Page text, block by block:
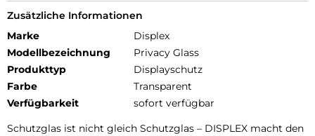
Zusätzliche Informationen
Marke
Displex
Modellbezeichnung
Privacy Glass
Produkttyp
Displayschutz
Farbe
Transparent
Verfügbarkeit
sofort verfügbar
Schutzglas ist nicht gleich Schutzglas – DISPLEX macht den